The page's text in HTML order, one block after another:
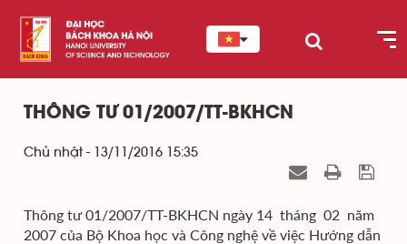
THÔNG TƯ 01/2007/TT-BKHCN
Chủ nhật - 13/11/2016 15:35
Thông tư 01/2007/TT-BKHCN ngày 14 tháng 02 năm
2007 của Bộ Khoa học và Công nghệ về việc Hướng dẫn